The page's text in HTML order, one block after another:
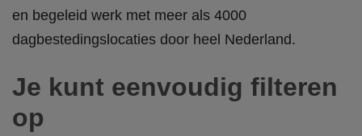
en begeleid werk met meer als 4000
dagbestedingslocaties door heel Nederland.
Je kunt eenvoudig filteren
op